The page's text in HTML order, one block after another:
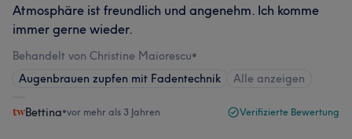
Atmosphäre ist freundlich und angenehm. Ich komme
immer gerne wieder.
Behandelt von Christine Maiorescu•
Augenbrauen zupfen mit Fadentechnik
Alle anzeigen
Bettina•vor mehr als 3 Jahren Verifizierte Bewertung